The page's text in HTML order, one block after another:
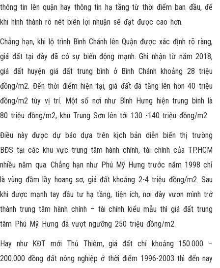
thông tin lên quận hay thông tin hạ tầng từ thời điểm ban đầu, để
khi hình thành rõ nét biên lợi nhuận sẽ đạt được cao hơn.
Chẳng hạn, khi lộ trình Bình Chánh lên Quận được xác định rõ ràng,
giá đất tại đây đã có sự biến động mạnh. Ghi nhận từ năm 2018,
giá đất huyện giá đất trung bình ở Bình Chánh khoảng 28 triệu
đồng/m2. Đến thời điểm hiện tại, giá đất đã tăng lên hơn 40 triệu
đồng/m2 tùy vị trí. Một số nơi như Bình Hưng hiện trung bình là
80 triệu đồng/m2, khu Trung Sơn lên tới 130 -140 triệu đồng/m2.
Điều này được dự báo dựa trên kịch bản diễn biến thị trường
BĐS tại các khu vực trung tâm hành chính, tài chính của TP.HCM
nhiều năm qua. Chẳng hạn như Phú Mỹ Hưng trước năm 1998 chỉ
là vùng đầm lầy hoang sơ, giá đất khoảng 2-4 triệu đồng/m2. Sau
khi được mạnh tay đầu tư hạ tầng, tiện ích, nơi đây vươn mình trở
thành trung tâm hành chính – tài chính kiểu mẫu thì giá đất trung
tâm Phú Mỹ Hưng đã vượt ngưỡng 250 triệu đồng/m2.
Hay như KĐT mới Thủ Thiêm, giá đất chỉ khoảng 150.000 –
200.000 đồng đất nông nghiệp ở thời điểm 1996-2003 thì đến nay